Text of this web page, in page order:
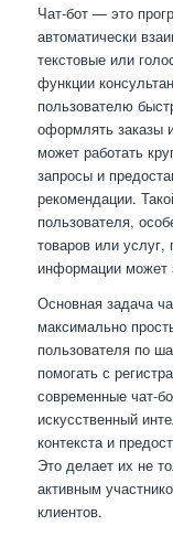
Чат-бот — это
автоматически
текстовые или
функции
пользователю
оформлять заказы
может работать
запросы и
рекомендации.
пользователя,
товаров или услуг,
информации может
Основная задача
максимально
пользователя по
помогать с
современные чат-
искусственный
контекста и
Это делает их не
активным
клиентов.